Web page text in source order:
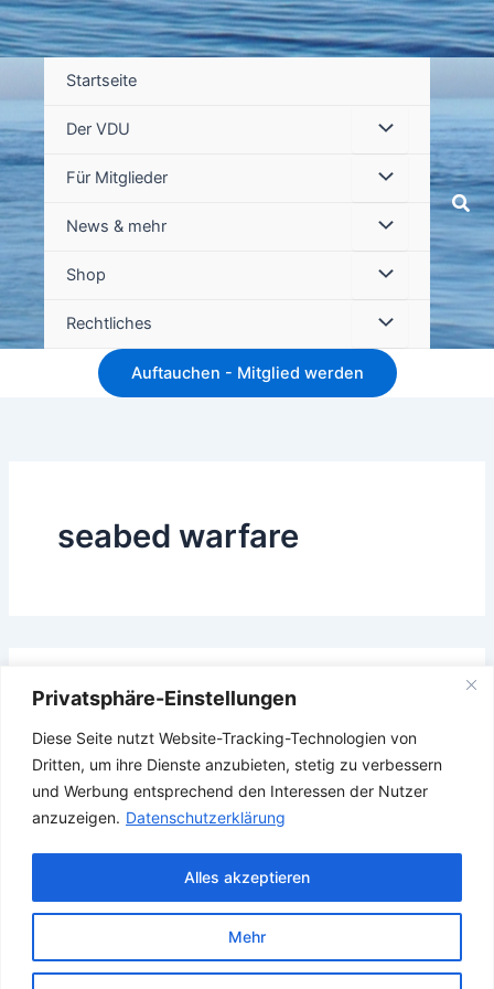
Privatsphäre-Einstellungen
Diese Seite nutzt Website-Tracking-Technologien von
Dritten, um ihre Dienste anzubieten, stetig zu verbessern
und Werbung entsprechend den Interessen der Nutzer
anzuzeigen. Datenschutzerklärung
Mehr
Alles akzeptieren
Startseite
Der VDU
Für Mitglieder
News & mehr
Shop
Rechtliches
Auftauchen - Mitglied werden
seabed warfare
Das Gesuchte konnte leider nicht gefunden werden.
Vielleicht hilft die Suchfunktion.
Suchen
nach:
Copyright © 2026 Verband Deutscher Ubootfahrer e.V.